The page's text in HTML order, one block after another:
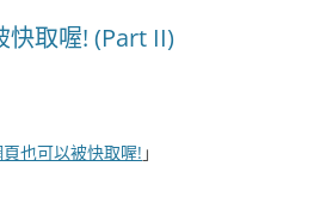
快取喔! (Part II)
也可以被快取喔! 」